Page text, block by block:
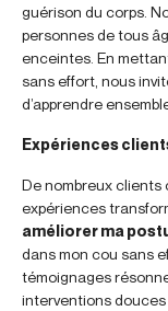
guérison du corps.
personnes de tous
enceintes. En
sans effort, nous
d’apprendre
Expériences
De nombreux clients
expériences
améliorer ma
dans mon cou sans
témoignages
interventions